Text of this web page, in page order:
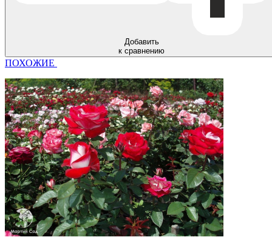
Добавить
к сравнению
ПОХОЖИЕ